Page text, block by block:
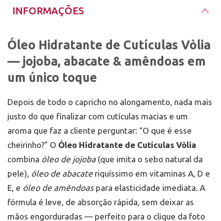
INFORMAÇÕES
Óleo Hidratante de Cutículas Vòlia
— jojoba, abacate & amêndoas em
um único toque
Depois de todo o capricho no alongamento, nada mais
justo do que finalizar com cutículas macias e um
aroma que faz a cliente perguntar: “O que é esse
cheirinho?” O Óleo Hidratante de Cutículas Vòlia
combina óleo de jojoba(que imita o sebo natural da
pele), óleo de abacate riquíssimo em vitaminas A, D e
E, e óleo de amêndoaspara elasticidade imediata. A
fórmula é leve, de absorção rápida, sem deixar as
mãos engorduradas — perfeito para o clique da foto